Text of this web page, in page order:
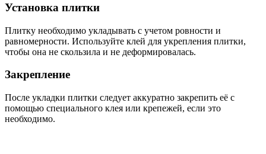
Установка плитки
Плитку необходимо укладывать с учетом ровности и
равномерности. Используйте клей для укрепления плитки,
чтобы она не скользила и не деформировалась.
Закрепление
После укладки плитки следует аккуратно закрепить её с
помощью специального клея или крепежей, если это
необходимо.